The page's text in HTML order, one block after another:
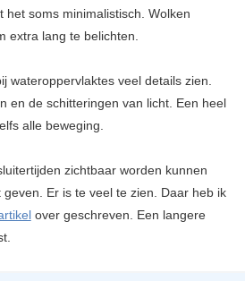
het soms minimalistisch. Wolken
extra lang te belichten.
wateroppervlaktes veel details zien.
en de schitteringen van licht. Een heel
alle beweging.
zichtbaar worden kunnen
Er is te veel te zien. Daar heb ik
over geschreven. Een langere